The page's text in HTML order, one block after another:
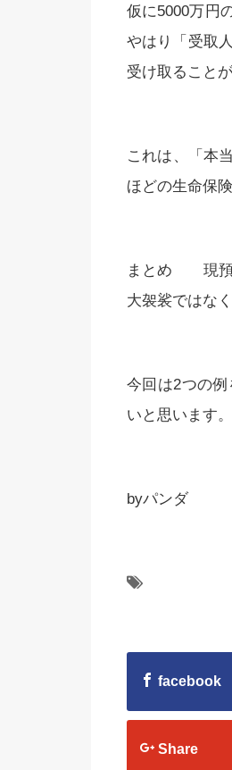
仮に5000万円
やはり「受取
受け取ること
これは、「本
ほどの生命保
まとめ 現預
大袈裟ではな
今回は2つの
いと思います。
byパンダ
facebook
Share